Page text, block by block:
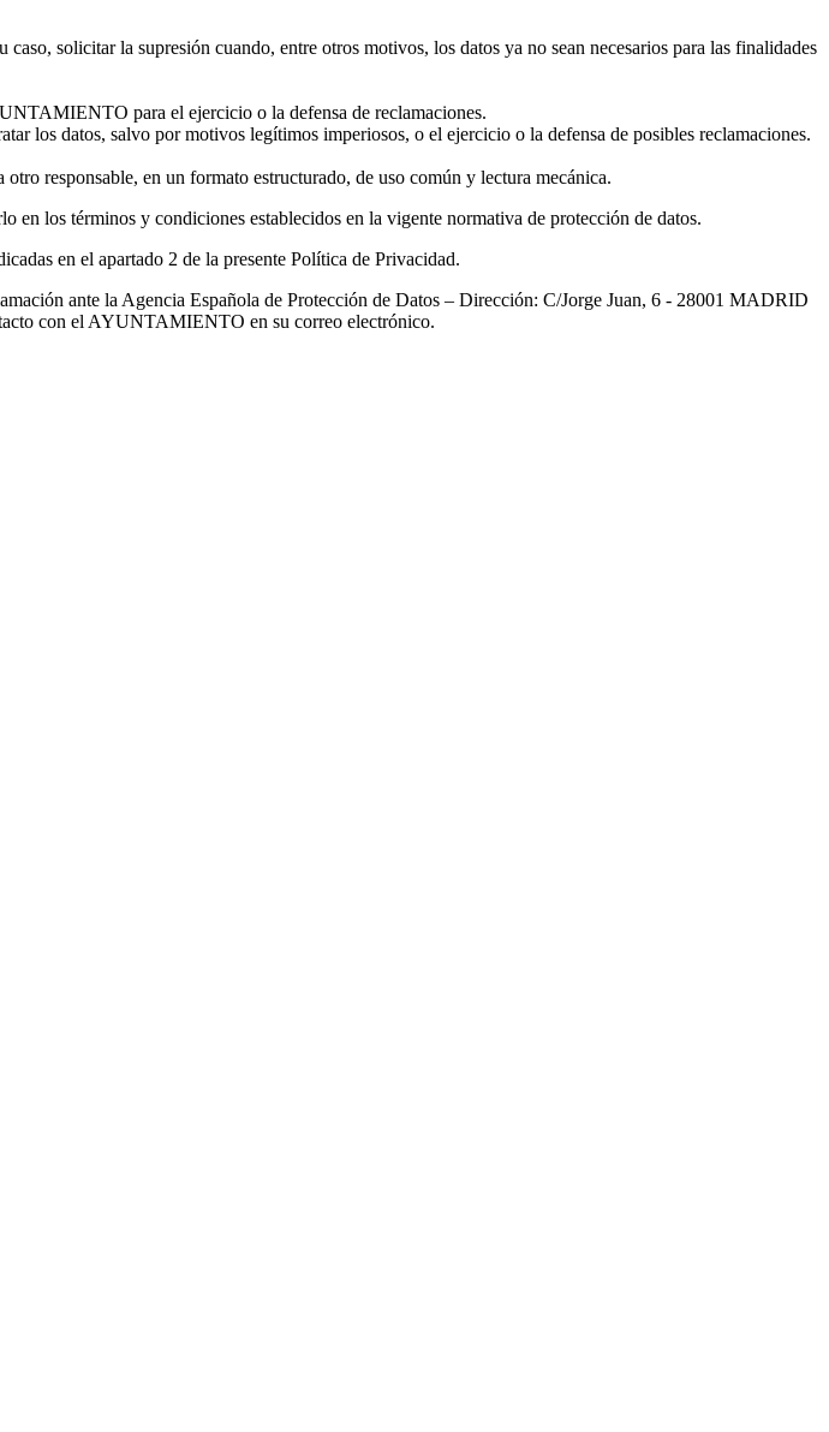
solicitar la supresión cuando, entre otros motivos, los datos ya no sean necesarios para las finalidades
para el ejercicio o la defensa de reclamaciones.
los datos, salvo por motivos legítimos imperiosos, o el ejercicio o la defensa de posibles reclamaciones.
responsable, en un formato estructurado, de uso común y lectura mecánica.
en los términos y condiciones establecidos en la vigente normativa de protección de datos.
en el apartado 2 de la presente Política de Privacidad.
ante la Agencia Española de Protección de Datos – Dirección: C/Jorge Juan, 6 - 28001 MADRID
con el AYUNTAMIENTO en su correo electrónico.